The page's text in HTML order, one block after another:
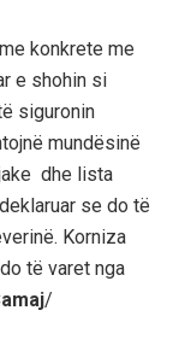
konkrete me
e shohin si
siguronin
mundësinë
dhe lista
se do të
Korniza
të varet nga
/